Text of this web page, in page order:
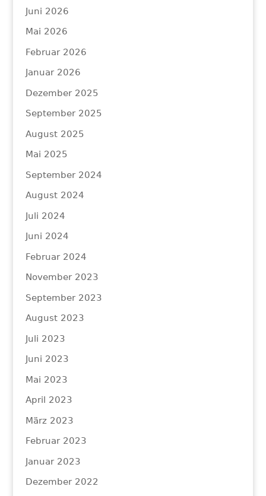
Juni 2026
Mai 2026
Februar 2026
Januar 2026
Dezember 2025
September 2025
August 2025
Mai 2025
September 2024
August 2024
Juli 2024
Juni 2024
Februar 2024
November 2023
September 2023
August 2023
Juli 2023
Juni 2023
Mai 2023
April 2023
März 2023
Februar 2023
Januar 2023
Dezember 2022